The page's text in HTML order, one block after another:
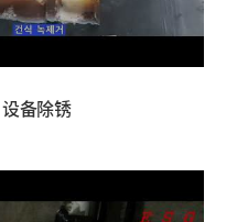
设备除锈